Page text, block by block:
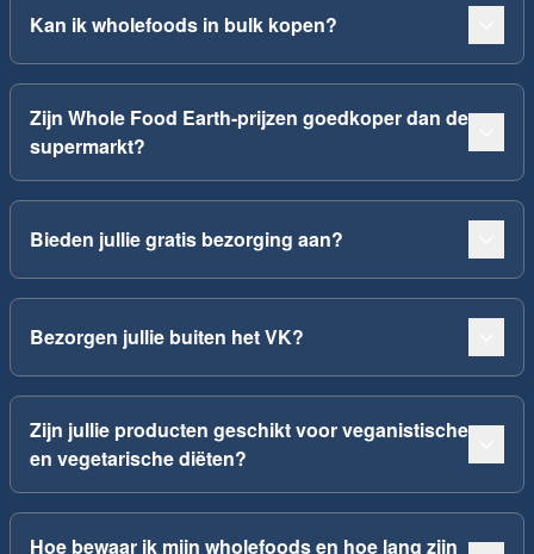
Kan ik wholefoods in bulk kopen?
Zijn Whole Food Earth-prijzen goedkoper dan de
supermarkt?
Bieden jullie gratis bezorging aan?
Bezorgen jullie buiten het VK?
Zijn jullie producten geschikt voor veganistische
en vegetarische diëten?
Hoe bewaar ik mijn wholefoods en hoe lang zijn